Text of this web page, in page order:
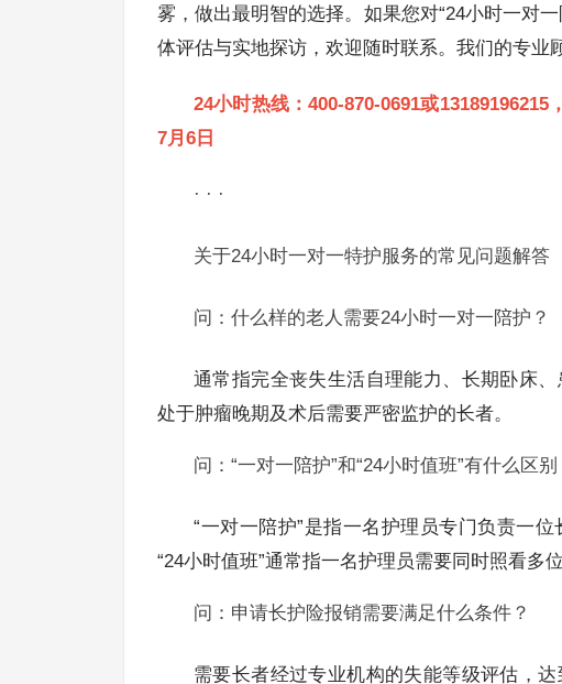
雾，做出最明智的选择。如果您对“24小时一对
体评估与实地探访，欢迎随时联系。我们的专业
24小时热线：400-870-0691或
7月6日
· · ·
关于24小时一对一特护服务的常见问题解答
问：什么样的老人需要24小时一对一陪护？
通常指完全丧失生活自理能力、长期卧床
处于肿瘤晚期及术后需要严密监护的长者。
问：“一对一陪护”和“24小时值班”有什么区别
“一对一陪护”是指一名护理员专门负责一
“24小时值班”通常指一名护理员需要同时照看多
问：申请长护险报销需要满足什么条件？
需要长者经过专业机构的失能等级评估，